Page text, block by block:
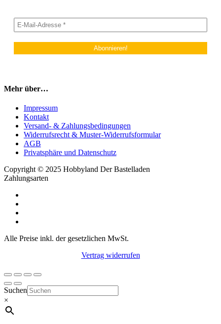
Mehr über…
Impressum
Kontakt
Versand- & Zahlungsbedingungen
Widerrufsrecht & Muster-Widerrufsformular
AGB
Privatsphäre und Datenschutz
Copyright © 2025 Hobbyland Der Bastelladen
Zahlungsarten
Alle Preise inkl. der gesetzlichen MwSt.
Vertrag widerrufen
Suchen
×